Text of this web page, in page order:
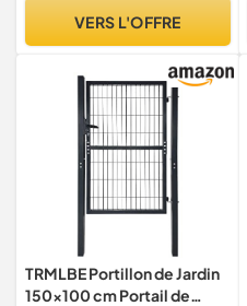
Corrosion – Kit Complet
VERS L'OFFRE
TRMLBE Portillon de Jardin
150×100 cm Portail de